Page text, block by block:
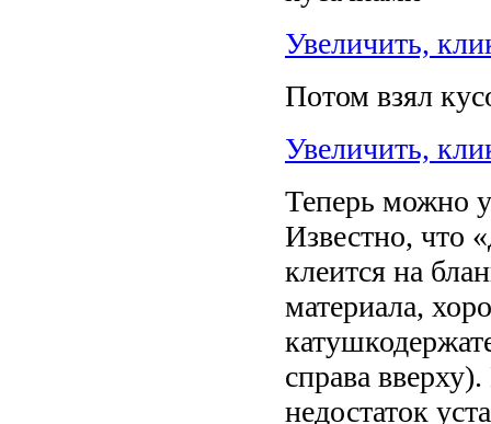
Увеличить,
Потом взял
Увеличить,
Теперь можно
Известно, что
клеится на
материала,
справа
недостаток